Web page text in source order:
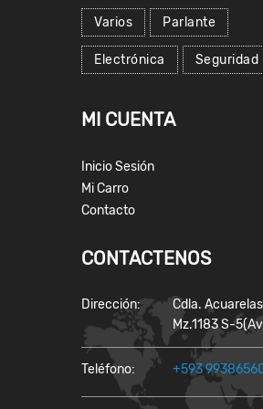
Varios Parlante
Electrónica Seguridad
MI CUENTA
Inicio Sesión
Mi Carro
Contacto
CONTACTENOS
Dirección:
Cdla.
Mz.1183 S-
Teléfono: +593